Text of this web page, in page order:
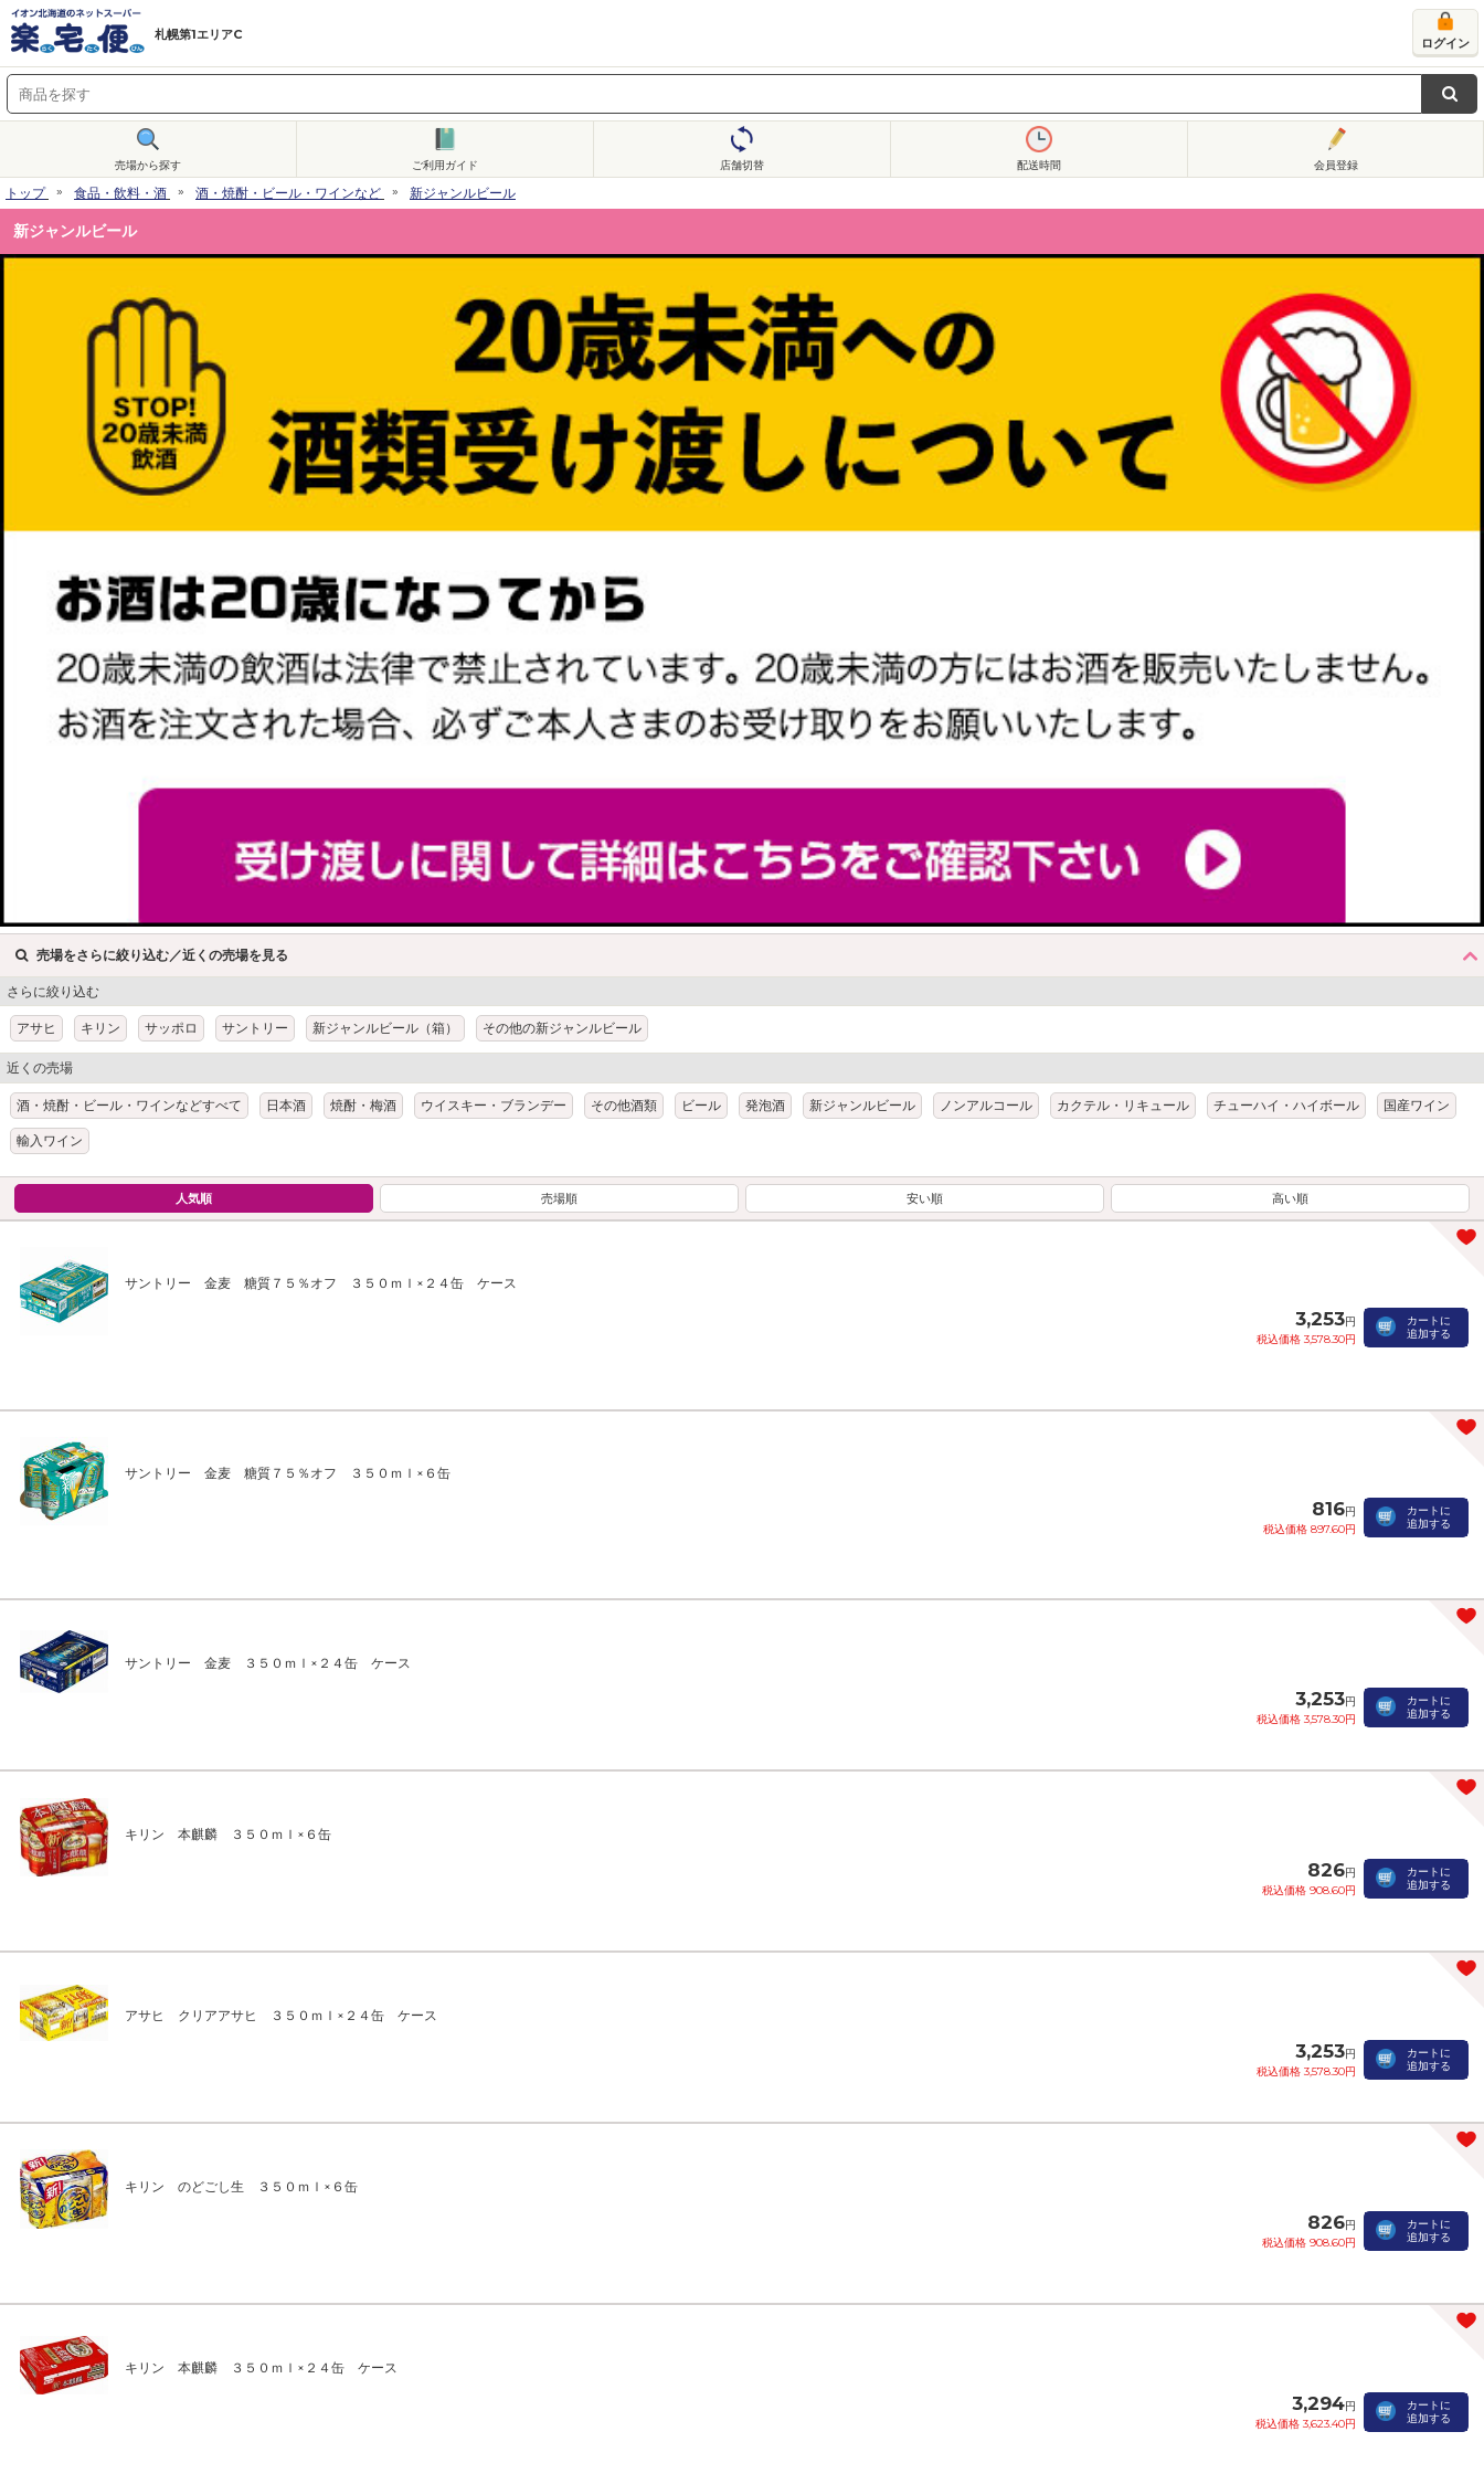
札幌第1エリアC
ログイン
売場から探す ご利用ガイド 店舗切替 配送時間 会員登録
トップ 食品・飲料・酒 酒・焼酎・ビール・ワインなど 新ジャンルビール
新ジャンルビール
売場をさらに絞り込む／近くの売場を見る
さらに絞り込む
アサヒ キリン サッポロ サントリー 新ジャンルビール（箱） その他の新ジャンルビール
近くの売場
酒・焼酎・ビール・ワインなどすべて 日本酒 焼酎・梅酒 ウイスキー・ブランデー その他酒類 ビール 発泡酒 新ジャンルビール ノンアルコール カクテル・リキュール チューハイ・ハイボール 国産ワイン
輸入ワイン
人気順 売場順 安い順 高い順
サントリー 金麦 糖質７５％オフ ３５０ｍｌ×２４缶 ケース
3,253円
税込価格 3,578.30円
カートに
追加する
サントリー 金麦 糖質７５％オフ ３５０ｍｌ×６缶
816円
税込価格 897.60円
カートに
追加する
サントリー 金麦 ３５０ｍｌ×２４缶 ケース
3,253円
税込価格 3,578.30円
カートに
追加する
キリン 本麒麟 ３５０ｍｌ×６缶
826円
税込価格 908.60円
カートに
追加する
アサヒ クリアアサヒ ３５０ｍｌ×２４缶 ケース
3,253円
税込価格 3,578.30円
カートに
追加する
キリン のどごし生 ３５０ｍｌ×６缶
826円
税込価格 908.60円
カートに
追加する
キリン 本麒麟 ３５０ｍｌ×２４缶 ケース
3,294円
税込価格 3,623.40円
カートに
追加する